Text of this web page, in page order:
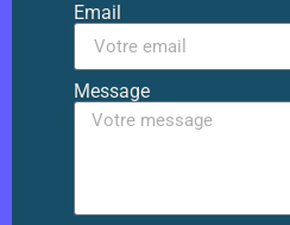
Email
Message